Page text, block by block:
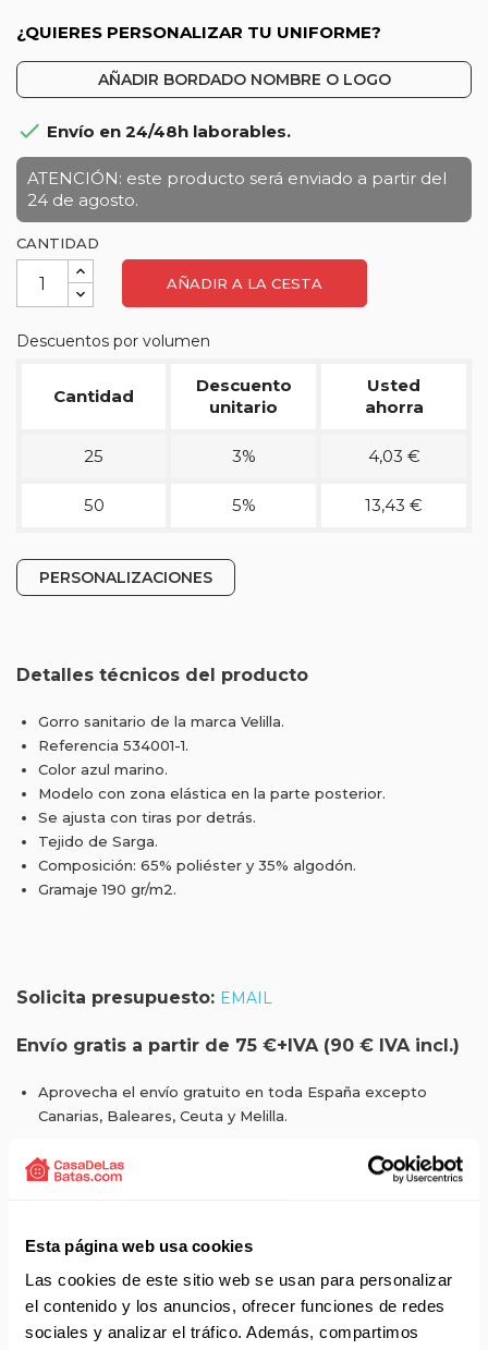
Esta página web usa cookies
Las cookies de este sitio web se usan para personalizar
el contenido y los anuncios, ofrecer funciones de redes
sociales y analizar el tráfico. Además, compartimos
¿QUIERES PERSONALIZAR TU UNIFORME?
AÑADIR BORDADO NOMBRE O LOGO
 Envío en 24/48h laborables.
ATENCIÓN: este producto será enviado a partir del
24 de agosto.
CANTIDAD
AÑADIR A LA CESTA
Descuentos por volumen
Cantidad
Descuento
unitario
Usted
ahorra
25 3% 4,03 €
50 5% 13,43 €
PERSONALIZACIONES
Detalles técnicos del producto
Gorro sanitario de la marca Velilla.
Referencia 534001-1.
Color azul marino.
Modelo con zona elástica en la parte posterior.
Se ajusta con tiras por detrás.
Tejido de Sarga.
Composición: 65% poliéster y 35% algodón.
Gramaje 190 gr/m2.
Solicita presupuesto: EMAIL
Envío gratis a partir de 75 €+IVA (90 € IVA incl.)
Aprovecha el envío gratuito en toda España excepto
Canarias, Baleares, Ceuta y Melilla.
ENVÍOS EN AGOSTO
con disponibilidad 24/48 horas.
Si adquieres productos con distinto plazo de entrega, el
pedido se envía cuando está completo.
Los productos sin disponibilidad 24 horas serán servidos a